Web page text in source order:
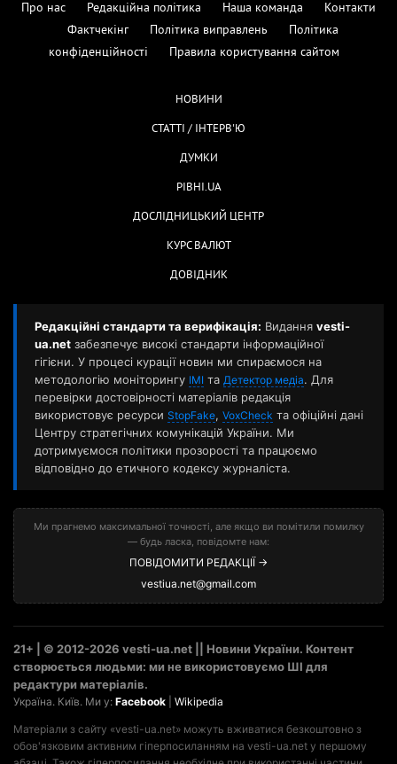
Про нас Редакційна політика Наша команда
Контакти
Фактчекінг
Політика виправлень
Політика
конфіденційності
Правила користування сайтом
НОВИНИ
СТАТТІ / ІНТЕРВ'Ю
ДУМКИ
РІВНІ.UA
ДОСЛІДНИЦЬКИЙ ЦЕНТР
КУРС ВАЛЮТ
ДОВІДНИК
Редакційні стандарти та верифікація: Видання vesti-
ua.net забезпечує високі стандарти інформаційної
гігієни. У процесі курації новин ми спираємося на
методологію моніторингу ІМІ та Детектор медіа. Для
перевірки достовірності матеріалів редакція
використовує ресурси StopFake, VoxCheck та офіційні дані
Центру стратегічних комунікацій України. Ми
дотримуємося політики прозорості та працюємо
відповідно до етичного кодексу журналіста.
Ми прагнемо максимальної точності, але якщо ви помітили помилку
— будь ласка, повідомте нам:
ПОВІДОМИТИ РЕДАКЦІЇ →
vestiua.net@gmail.com
21+ | © 2012-2026 vesti-ua.net || Новини України. Контент
створюється людьми: ми не використовуємо ШІ для
редактури матеріалів.
Україна. Київ. Ми у: Facebook Wikipedia
Матеріали з сайту «vesti-ua.net» можуть вживатися безкоштовно з
обов'язковим активним гіперпосиланням на vesti-ua.net у першому